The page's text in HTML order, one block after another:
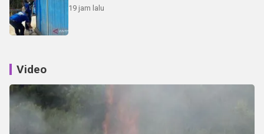
19 jam lalu
Video